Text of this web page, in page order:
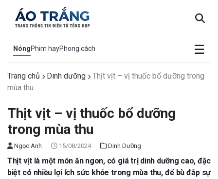
NóngPhim hayPhong cách ☰
×
Trang chủ Dinh dưỡng
Thịt vịt – vị thuốc bổ dưỡng trong
mùa thu
Thịt vịt – vị thuốc bổ dưỡng
trong mùa thu
Ngọc Anh 15/08/2024 Dinh Dưỡng
Thịt vịt là một món ăn ngon, có giá trị dinh dưỡng cao, đặc
biệt có nhiều lợi ích sức khỏe trong mùa thu, để bù đắp sự